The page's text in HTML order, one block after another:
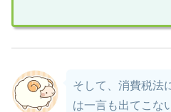
そして、消費税法
は一言も出てこな